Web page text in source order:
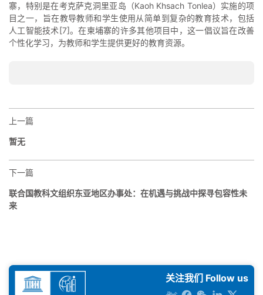
寨，特别是在考克萨克洞里亚岛（Kaoh Khsach Tonlea）实施的项
目之一，旨在教导教师和学生使用从简单到复杂的教育技术，包括
人工智能技术[7]。在柬埔寨的许多其他项目中，这一倡议旨在改善
个性化学习，为教师和学生提供更好的教育资源。
上一篇
暂无
下一篇
联合国教科文组织东亚地区办事处：在机遇与挑战中探寻包容性未
来
关注我们 Follow us